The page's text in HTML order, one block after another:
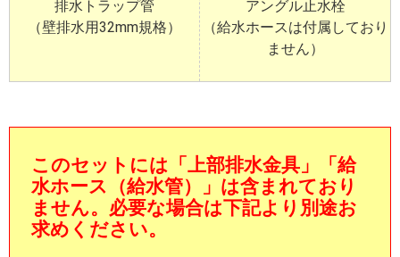
排水トラップ管
（壁排水用32mm規格）
アングル止水栓
（給水ホースは付属しており
ません）
このセットには 「上部排水金具」「給
水ホース（給水管）」 は含まれており
ません。必要な場合は下記より別途お
求めください。